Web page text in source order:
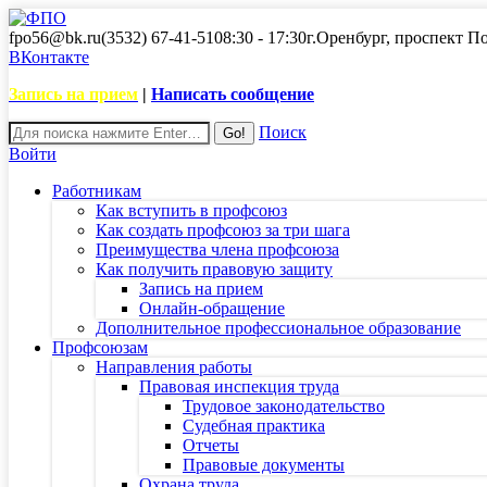
fpo56@bk.ru(3532) 67-41-5108:30 - 17:30г.Оренбург, проспект
ВКонтакте
Запись на прием | Написать сообщение
Поиск
Войти
Работникам
Как вступить в профсоюз
Как создать профсоюз за три шага
Преимущества члена профсоюза
Как получить правовую защиту
Запись на прием
Онлайн-обращение
Дополнительное профессиональное образование
Профсоюзам
Направления работы
Правовая инспекция труда
Трудовое законодательство
Судебная практика
Отчеты
Правовые документы